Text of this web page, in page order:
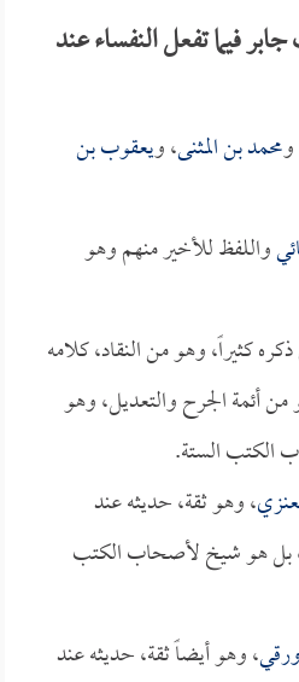
فيما تفعل النفساء عند
محمد بن المثنى، ويعقوب بن
واللفظ للأخير منهم وهو
ذكره كثيراً، وهو من النقاد، كلامه
من أئمة الجرح والتعديل، وهو
الكتب الستة.
، وهو ثقة، حديثه عند
بل هو شيخ لأصحاب الكتب
، وهو أيضاً ثقة، حديثه عند